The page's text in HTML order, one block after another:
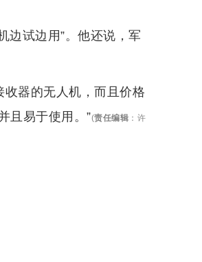
边试边用”。他还说，军
器的无人机，而且价格
且易于使用。”(责任编辑 ： 许